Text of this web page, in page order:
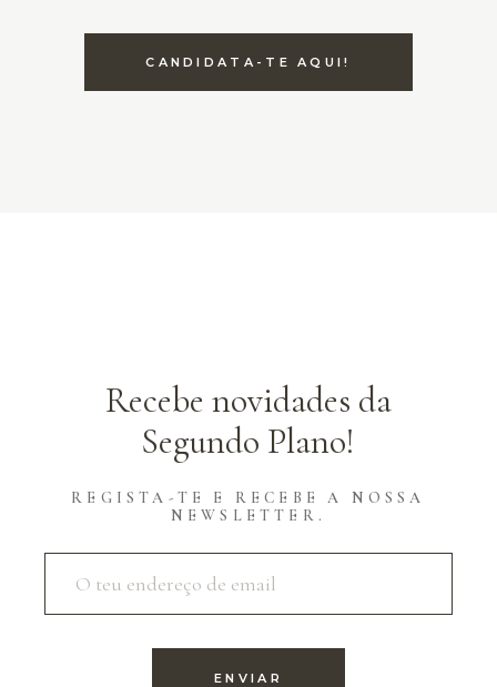
CANDIDATA-TE AQUI!
Recebe novidades da
Segundo Plano!
REGISTA-TE E RECEBE A NOSSA
NEWSLETTER.